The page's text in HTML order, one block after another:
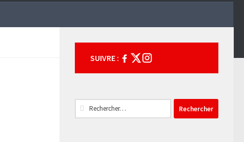
SUIVRE :
Rechercher :